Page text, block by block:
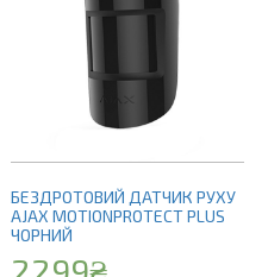
БЕЗДРОТОВИЙ ДАТЧИК РУХУ
AJAX MOTIONPROTECT PLUS
ЧОРНИЙ